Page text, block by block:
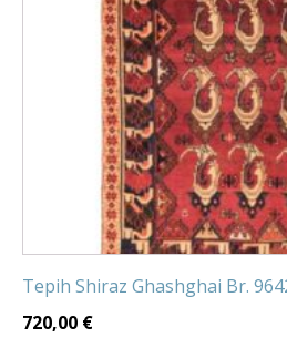
Tepih Shiraz Ghashghai Br.
720,00 €